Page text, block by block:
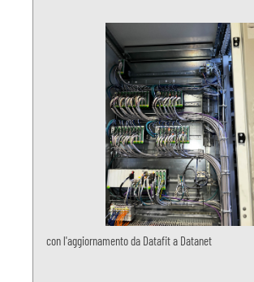
con l'aggiornamento da Datafit a Datanet